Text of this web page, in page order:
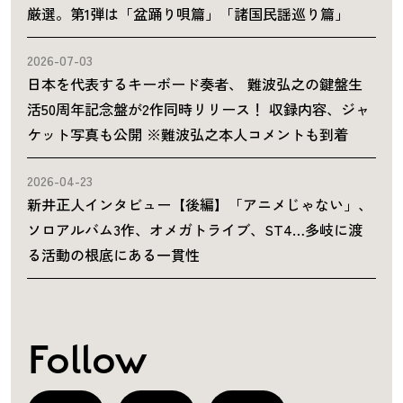
厳選。第1弾は「盆踊り唄篇」「諸国民謡巡り篇」
2026-07-03
日本を代表するキーボード奏者、 難波弘之の鍵盤生
活50周年記念盤が2作同時リリース！ 収録内容、ジャ
ケット写真も公開 ※難波弘之本人コメントも到着
2026-04-23
新井正人インタビュー【後編】「アニメじゃない」、
ソロアルバム3作、オメガトライブ、ST4…多岐に渡
る活動の根底にある一貫性
Follow